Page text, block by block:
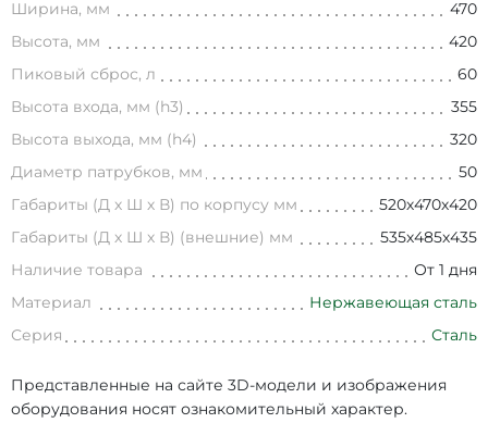
Ширина, мм
470
Высота, мм
420
Пиковый сброс, л
60
Высота входа, мм (h3)
355
Высота выхода, мм (h4)
320
Диаметр патрубков, мм
50
Габариты (Д х Ш х В) по корпусу мм
520х470х420
Габариты (Д х Ш х В) (внешние) мм
535х485х435
Наличие товара
От 1 дня
Материал
Нержавеющая сталь
Серия
Сталь
Представленные на сайте 3D-модели и изображения
оборудования носят ознакомительный характер.